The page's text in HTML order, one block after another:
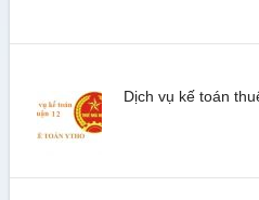
Dịch vụ kế toán